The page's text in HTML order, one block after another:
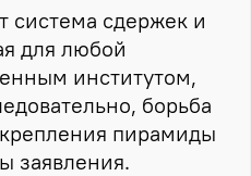
система сдержек и
для любой
институтом,
борьба
пирамиды
заявления.